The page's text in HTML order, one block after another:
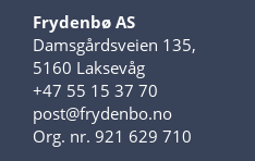
Frydenbø AS
Damsgårdsveien 135,
5160 Laksevåg
+47 55 15 37 70
post@frydenbo.no
Org. nr. 921 629 710